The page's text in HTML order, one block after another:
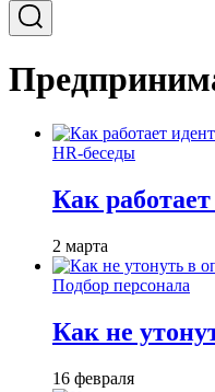
HR-беседы
Как
2 марта
Подбор персонала
Как не
16 февраля